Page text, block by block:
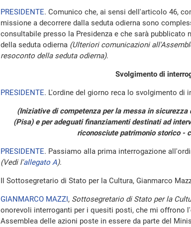
PRESIDENTE. Comunico che, ai sensi dell'articolo 46,
missione a decorrere dalla seduta odierna sono
consultabile presso la Presidenza e che sarà pubblicato
della seduta odierna (Ulteriori comunicazioni
resoconto della seduta odierna).
Svolgimento di
PRESIDENTE. L'ordine del giorno reca lo svolgimento di
(Iniziative di competenza per la messa in
(Pisa) e per adeguati finanziamenti destinati ad
riconosciute patrimonio storico -
PRESIDENTE. Passiamo alla prima interrogazione
(Vedi l'allegato A).
Il Sottosegretario di Stato per la Cultura, Gianmarco
GIANMARCO MAZZI, Sottosegretario di Stato per la
onorevoli interroganti per i quesiti posti, che mi offrono
Assemblea delle azioni poste in essere da parte del